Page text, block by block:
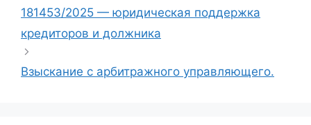
181453/2025 — юридическая поддержка
кредиторов и должника
Взыскание с арбитражного управляющего.